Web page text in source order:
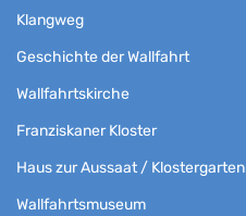
Klangweg
Geschichte der Wallfahrt
Wallfahrtskirche
Franziskaner Kloster
Haus zur Aussaat / Klostergarten
Wallfahrtsmuseum